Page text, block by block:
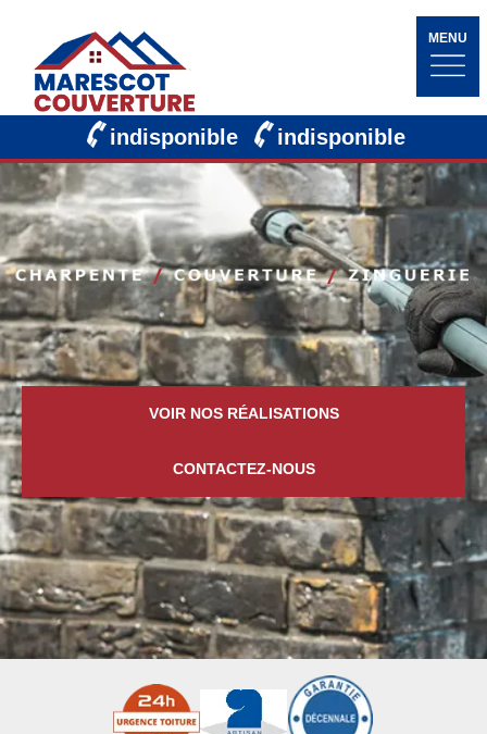
MENU
indisponible indisponible
VOIR NOS RÉALISATIONS
CONTACTEZ-NOUS